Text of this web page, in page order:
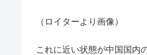
（ロイターより画像）
これに近い状態が中国国内